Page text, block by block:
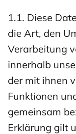
1.1. Diese
die Art, den
Verarbeitung
innerhalb
der mit ihnen
Funktionen
gemeinsam
Erklärung gilt